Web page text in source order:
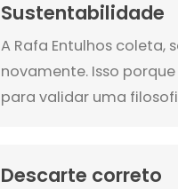
Sustentabilidade
A Rafa Entulhos coleta,
novamente. Isso
para validar uma
Descarte correto